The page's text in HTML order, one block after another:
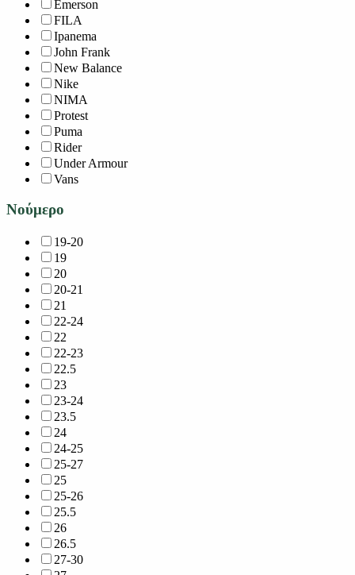
Emerson
FILA
Ipanema
John Frank
New Balance
Nike
NIMA
Protest
Puma
Rider
Under Armour
Vans
Νούμερο
19-20
19
20
20-21
21
22-24
22
22-23
22.5
23
23-24
23.5
24
24-25
25-27
25
25-26
25.5
26
26.5
27-30